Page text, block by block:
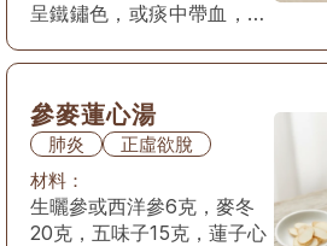
呈鐵鏽色，或痰中帶血，胸
膩，脈滑數。
參麥蓮心湯
肺炎
正虛欲脫
材料：
生曬參或西洋參6克，麥冬
20克，五味子15克，蓮子心